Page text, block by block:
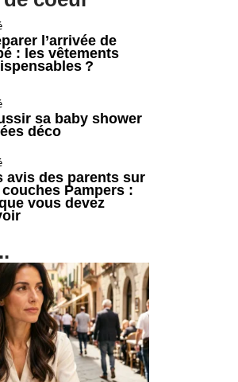
l’arrivée de
: les vêtements
?
sa baby shower
déco
avis des parents sur
couches Pampers :
vous devez